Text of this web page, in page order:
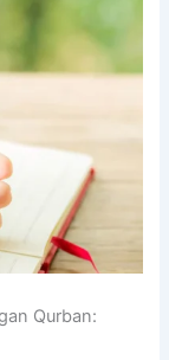
Qurban: